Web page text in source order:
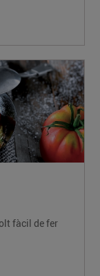
fàcil de fer